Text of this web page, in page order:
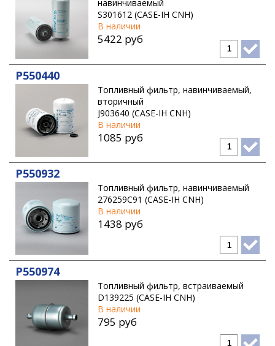
навинчиваемый
S301612 (CASE-IH CNH)
В наличии
5422 руб
P550440
Топливный фильтр, навинчиваемый,
вторичный
J903640 (CASE-IH CNH)
В наличии
1085 руб
P550932
Топливный фильтр, навинчиваемый
276259C91 (CASE-IH CNH)
В наличии
1438 руб
P550974
Топливный фильтр, встраиваемый
D139225 (CASE-IH CNH)
В наличии
795 руб